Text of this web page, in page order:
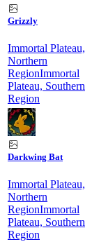
Grizzly
Immortal Plateau,
Northern
RegionImmortal
Plateau, Southern
Region
Darkwing Bat
Immortal Plateau,
Northern
RegionImmortal
Plateau, Southern
Region